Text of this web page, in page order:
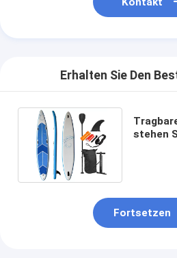
Erhalten Sie Den
stehen
Fortsetzen